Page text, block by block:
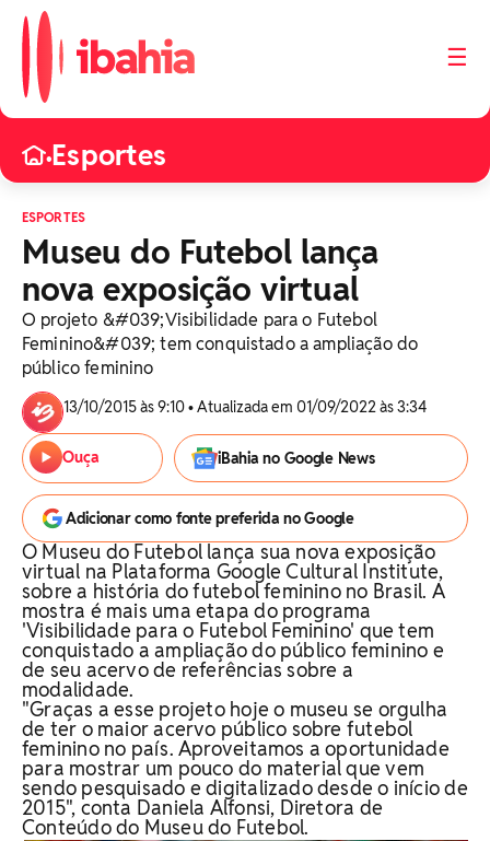
☰
•Esportes
ESPORTES
Museu do Futebol lança
nova exposição virtual
O projeto &#039;Visibilidade para o Futebol
Feminino&#039; tem conquistado a ampliação do
público feminino
13/10/2015 às 9:10 • Atualizada em 01/09/2022 às 3:34
Ouça iBahia no Google News
Adicionar como fonte preferida no Google
O Museu do Futebol lança sua nova exposição
virtual na Plataforma Google Cultural Institute,
sobre a história do futebol feminino no Brasil. A
mostra é mais uma etapa do programa
'Visibilidade para o Futebol Feminino' que tem
conquistado a ampliação do público feminino e
de seu acervo de referências sobre a
modalidade.
"Graças a esse projeto hoje o museu se orgulha
de ter o maior acervo público sobre futebol
feminino no país. Aproveitamos a oportunidade
para mostrar um pouco do material que vem
sendo pesquisado e digitalizado desde o início de
2015", conta Daniela Alfonsi, Diretora de
Conteúdo do Museu do Futebol.